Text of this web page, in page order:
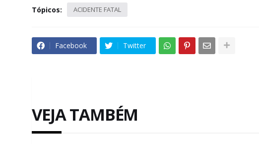
Tópicos: ACIDENTE FATAL
Facebook Twitter
VEJA TAMBÉM